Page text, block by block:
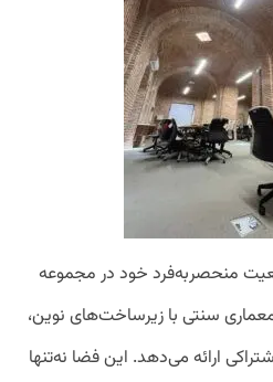
منحصربه‌فرد خود در مجموعه
سنتی با زیرساخت‌های نوین،
ارائه می‌دهد. این فضا نه‌تنها